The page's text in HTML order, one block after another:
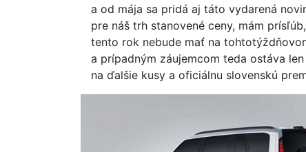
a od mája sa pridá aj táto vydarená
pre náš trh stanovené ceny, mám
tento rok nebude mať na
a prípadným záujemcom teda ostáva
na ďalšie kusy a oficiálnu slovenskú